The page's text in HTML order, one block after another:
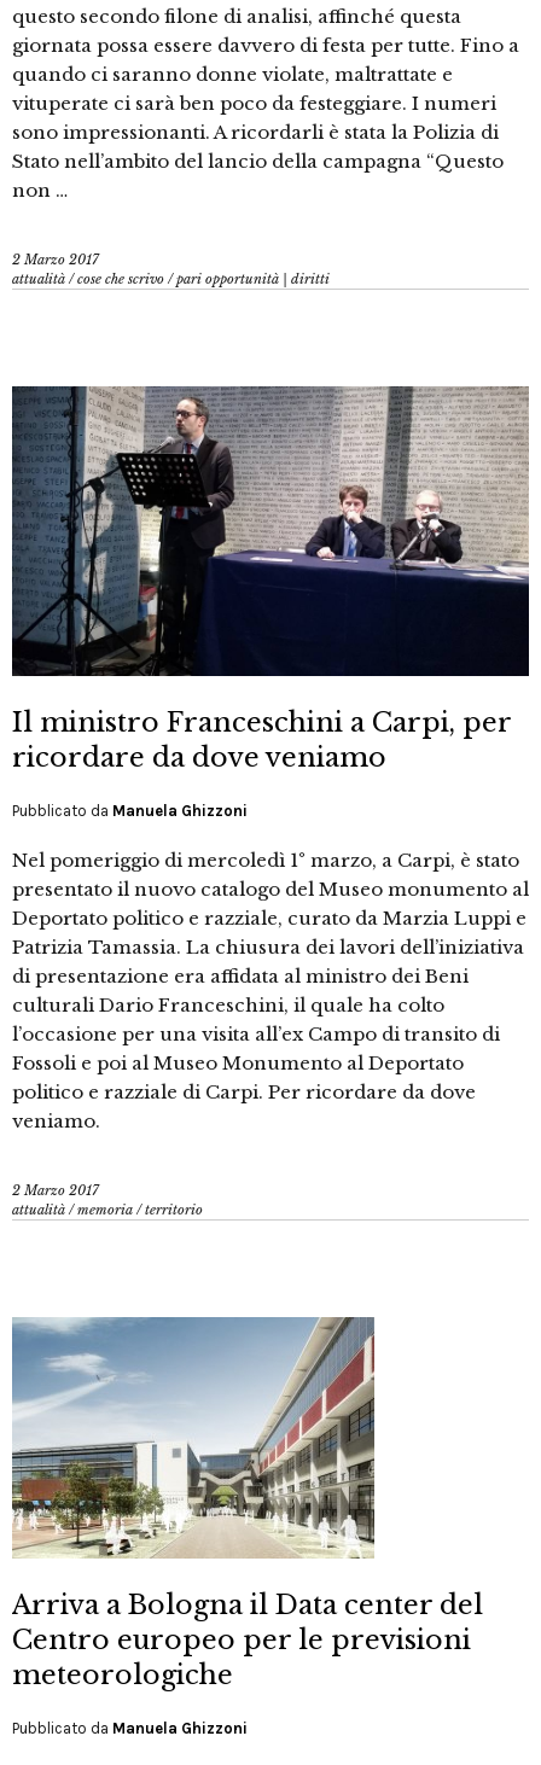
questo secondo filone di analisi, affinché questa
giornata possa essere davvero di festa per tutte. Fino a
quando ci saranno donne violate, maltrattate e
vituperate ci sarà ben poco da festeggiare. I numeri
sono impressionanti. A ricordarli è stata la Polizia di
Stato nell’ambito del lancio della campagna “Questo
non …
2 Marzo 2017
attualità /cose che scrivo /pari opportunità | diritti
Il ministro Franceschini a Carpi, per
ricordare da dove veniamo
Pubblicato da Manuela Ghizzoni
Nel pomeriggio di mercoledì 1° marzo, a Carpi, è stato
presentato il nuovo catalogo del Museo monumento al
Deportato politico e razziale, curato da Marzia Luppi e
Patrizia Tamassia. La chiusura dei lavori dell’iniziativa
di presentazione era affidata al ministro dei Beni
culturali Dario Franceschini, il quale ha colto
l’occasione per una visita all’ex Campo di transito di
Fossoli e poi al Museo Monumento al Deportato
politico e razziale di Carpi. Per ricordare da dove
veniamo.
2 Marzo 2017
attualità /memoria /territorio
Arriva a Bologna il Data center del
Centro europeo per le previsioni
meteorologiche
Pubblicato da Manuela Ghizzoni